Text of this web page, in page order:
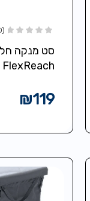
(0)
₪119